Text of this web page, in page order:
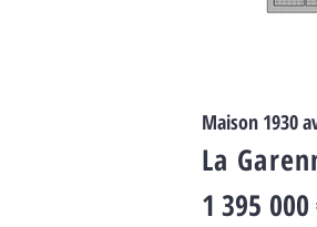
Maison 1930
La
1 395 000